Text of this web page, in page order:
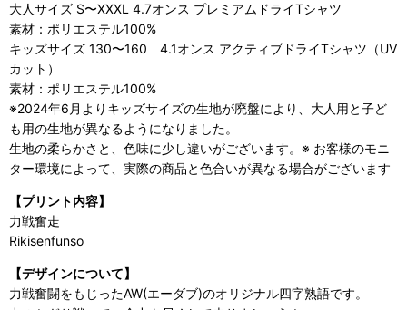
大人サイズ S〜XXXL 4.7オンス プレミアムドライTシャツ
素材：ポリエステル100%
キッズサイズ 130〜160 4.1オンス アクティブドライTシャツ（UV
カット）
素材：ポリエステル100%
※2024年6月よりキッズサイズの生地が廃盤により、大人用と子ど
も用の生地が異なるようになりました。
生地の柔らかさと、色味に少し違いがございます。※ お客様のモニ
ター環境によって、実際の商品と色合いが異なる場合がございます
【プリント内容】
力戦奮走
Rikisenfunso
【デザインについて】
力戦奮闘をもじったAW(エーダブ)のオリジナル四字熟語です。